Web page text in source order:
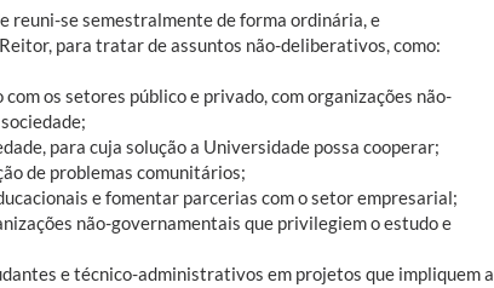
reuni-se semestralmente de forma ordinária, e
para tratar de assuntos não-deliberativos, como:
os setores público e privado, com organizações não-
para cuja solução a Universidade possa cooperar;
de problemas comunitários;
e fomentar parcerias com o setor empresarial;
não-governamentais que privilegiem o estudo e
e técnico-administrativos em projetos que impliquem a